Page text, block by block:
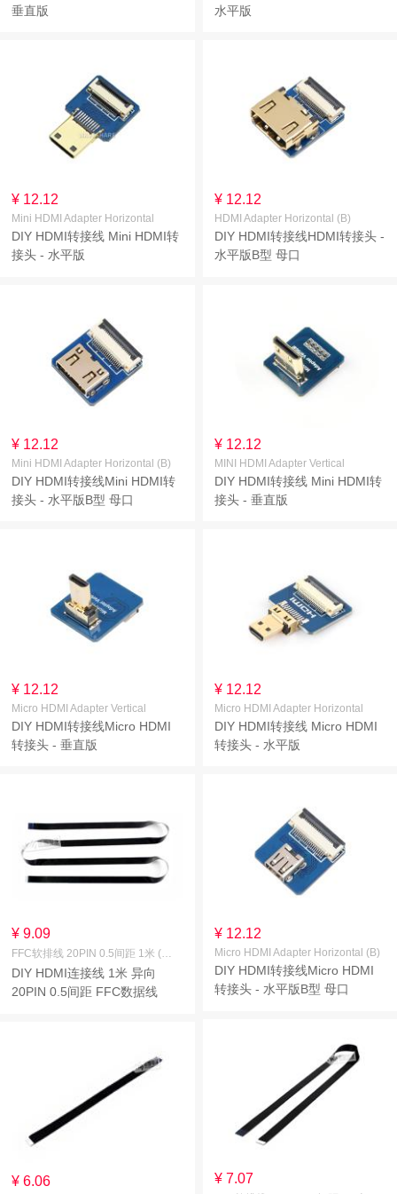
水平版
垂直版
¥ 12.12
HDMI Adapter Horizontal (B)
DIY HDMI转接线HDMI转接头 -
水平版B型 母口
¥ 12.12
Mini HDMI Adapter Horizontal
DIY HDMI转接线 Mini HDMI转
接头 - 水平版
¥ 12.12
MINI HDMI Adapter Vertical
DIY HDMI转接线 Mini HDMI转
接头 - 垂直版
¥ 12.12
Mini HDMI Adapter Horizontal (B)
DIY HDMI转接线Mini HDMI转
接头 - 水平版B型 母口
¥ 12.12
Micro HDMI Adapter Horizontal
DIY HDMI转接线 Micro HDMI
转接头 - 水平版
¥ 12.12
Micro HDMI Adapter Vertical
DIY HDMI转接线Micro HDMI
转接头 - 垂直版
¥ 12.12
Micro HDMI Adapter Horizontal (B)
DIY HDMI转接线Micro HDMI
转接头 - 水平版B型 母口
¥ 9.09
FFC软排线 20PIN 0.5间距 1米 (异向)
DIY HDMI连接线 1米 异向
20PIN 0.5间距 FFC数据线
¥ 7.07
¥ 6.06